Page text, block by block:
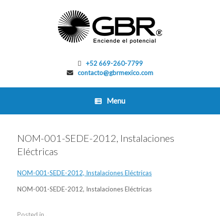
+52 669-260-7799
contacto@gbrmexico.com
Menu
NOM-001-SEDE-2012, Instalaciones
Eléctricas
NOM-001-SEDE-2012, Instalaciones Eléctricas
NOM-001-SEDE-2012, Instalaciones Eléctricas
Posted in .